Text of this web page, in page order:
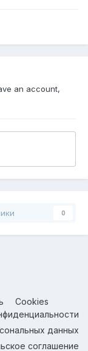
an account,
0
Cookies
данных
соглашение